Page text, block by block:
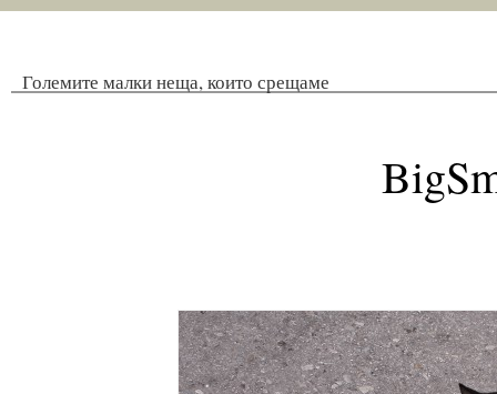
Големите малки неща, които срещаме